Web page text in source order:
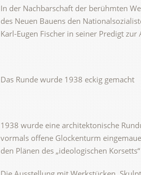
In der Nachbarschaft der berühmten
des Neuen Bauens den
Karl-Eugen Fischer in seiner Predigt
Das Runde wurde 1938 eckig gemacht
1938 wurde eine architektonische
vormals offene Glockenturm
den Plänen des „ideologischen